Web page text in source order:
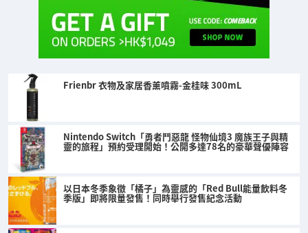
Frienbr 衣物及家居香薰噴霧-金桂味 300mL
Nintendo Switch「勇者鬥惡龍 怪物仙境3 魔族王子與精
靈的旅程」預約受理開始！公開多達78名的豪華聲優陣容
以日本冬季象徵「橘子」為靈感的「Red Bull能量飲料冬
季版」即將限量發售！同時舉行發售紀念活動